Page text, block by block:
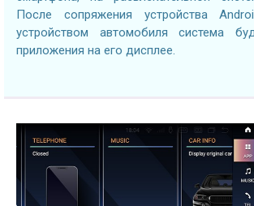
После сопряжения устройства
устройством автомобиля система
приложения на его дисплее.